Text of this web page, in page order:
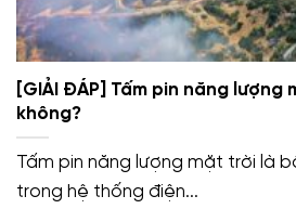
[GIẢI ĐÁP] Tấm pin năng
không?
Tấm pin năng lượng mặt trời là
trong hệ thống điện...